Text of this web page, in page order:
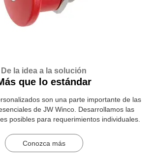
De la idea a la solución
que lo estándar
son una parte importante de las
de JW Winco. Desarrollamos las
posibles para requerimientos individuales.
Conozca más